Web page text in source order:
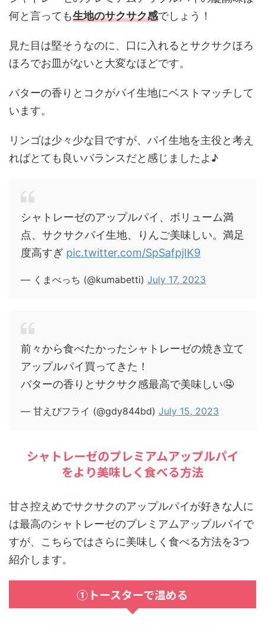
何と言っても生地のサクサク感でしょう！
見た目は堅そうなのに、口に入れるとサクサクほろ
ほろでお皿がないと大変なほどです。
バターの香りとコクがパイ生地にベストマッチして
います。
リンゴは少々少な目ですが、パイ生地を主役と考え
ればとても良いバランスだと感じましたよ♪
シャトレーゼのアップルパイ、ボリューム満
点、サクサクパイ生地、りんご美味しい。満足
度高すぎ pic.twitter.com/SpSafpjIK9
— くまべっち (@kumabetti) July 17, 2023
前々から食べたかったシャトレーゼの焼き立て
アップルパイ買ってきた！
バターの香りとサクサク感最高で美味しい🤤
— 甘えびフライ (@gdy844bd) July 15, 2023
シャトレーゼのプレミアムアップルパイ
をより美味しく食べる方法
甘さ控えめでサクサクのアップルパイが好きな人に
は最高のシャトレーゼのプレミアムアップルパイで
すが、こちらではさらに美味しく食べる方法を3つ
紹介します。
①トースターで温める